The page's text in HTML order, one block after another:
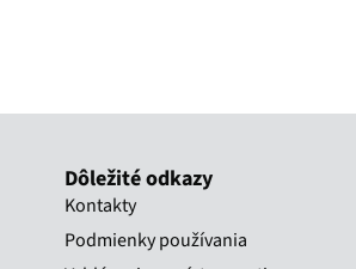
Dôležité odkazy
Kontakty
Podmienky používania